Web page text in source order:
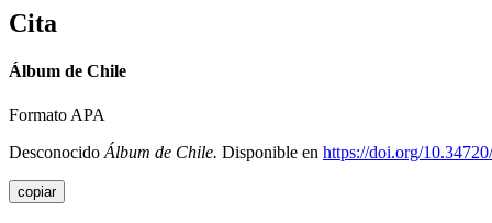
Cita
Álbum de Chile
Formato APA
Desconocido Álbum de Chile. Disponible en https://doi.org/
copiar